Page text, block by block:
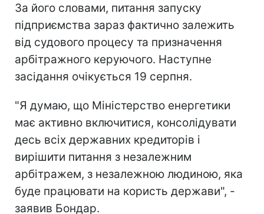
За його словами, питання запуску
підприємства зараз фактично залежить
від судового процесу та призначення
арбітражного керуючого. Наступне
засідання очікується 19 серпня.
"Я думаю, що Міністерство енергетики
має активно включитися, консолідувати
десь всіх державних кредиторів і
вирішити питання з незалежним
арбітражем, з незалежною людиною, яка
буде працювати на користь держави", -
заявив Бондар.